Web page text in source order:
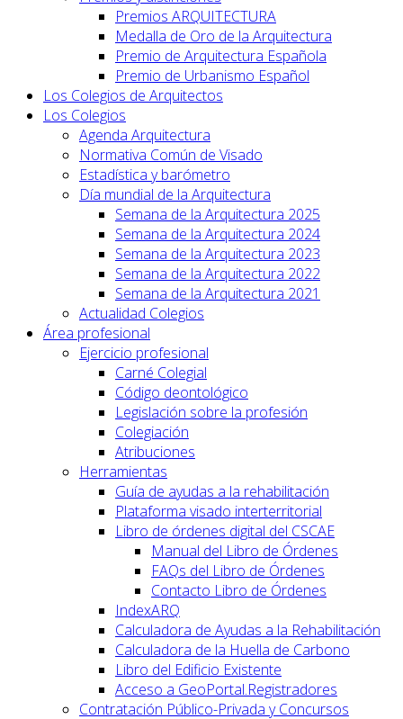
Premios ARQUITECTURA
Medalla de Oro de la Arquitectura
Premio de Arquitectura Española
Premio de Urbanismo Español
Los Colegios de Arquitectos
Los Colegios
Agenda Arquitectura
Normativa Común de Visado
Estadística y barómetro
Día mundial de la Arquitectura
Semana de la Arquitectura 2025
Semana de la Arquitectura 2024
Semana de la Arquitectura 2023
Semana de la Arquitectura 2022
Semana de la Arquitectura 2021
Actualidad Colegios
Área profesional
Ejercicio profesional
Carné Colegial
Código deontológico
Legislación sobre la profesión
Colegiación
Atribuciones
Herramientas
Guía de ayudas a la rehabilitación
Plataforma visado interterritorial
Libro de órdenes digital del CSCAE
Manual del Libro de Órdenes
FAQs del Libro de Órdenes
Contacto Libro de Órdenes
IndexARQ
Calculadora de Ayudas a la Rehabilitación
Calculadora de la Huella de Carbono
Libro del Edificio Existente
Acceso a GeoPortal.Registradores
Contratación Público-Privada y Concursos